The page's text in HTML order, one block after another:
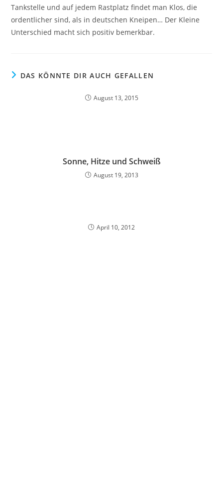
Tankstelle und auf jedem Rastplatz findet man Klos, die
ordentlicher sind, als in deutschen Kneipen… Der Kleine
Unterschied macht sich positiv bemerkbar.
DAS KÖNNTE DIR AUCH GEFALLEN
August 13, 2015
Sonne, Hitze und Schweiß
August 19, 2013
April 10, 2012